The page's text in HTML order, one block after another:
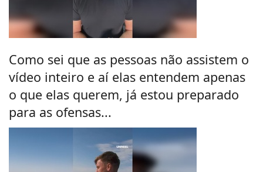
Como sei que as pessoas não assistem o
vídeo inteiro e aí elas entendem apenas
o que elas querem, já estou preparado
para as ofensas...